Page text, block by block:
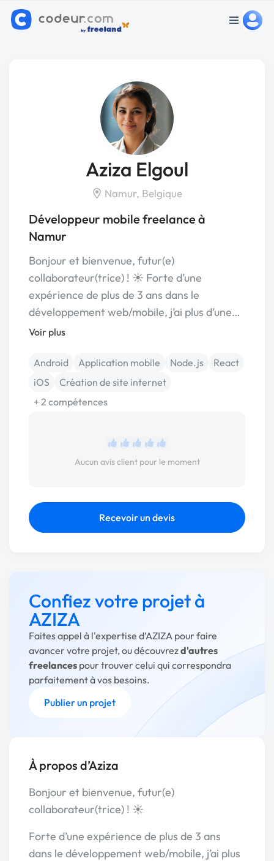
Aziza Elgoul
Namur, Belgique
Développeur mobile freelance à
Namur
Bonjour et bienvenue, futur(e)
collaborateur(trice) ! ☀️ Forte d’une
expérience de plus de 3 ans dans le
développement web/mobile, j’ai plus d’une…
Voir plus
Android Application mobile Node.js
React
iOS
Création de site internet
+ 2 compétences
Aucun avis client pour le moment
Recevoir un devis
Confiez votre projet à
AZIZA
Faites appel à l'expertise d’AZIZA pour faire
avancer votre projet, ou découvrezd'autres
freelances pour trouver celui qui correspondra
parfaitement à vos besoins.
Publier un projet
À propos d’Aziza
Bonjour et bienvenue, futur(e)
collaborateur(trice) ! ☀️
Forte d’une expérience de plus de 3 ans
dans le développement web/mobile, j’ai plus